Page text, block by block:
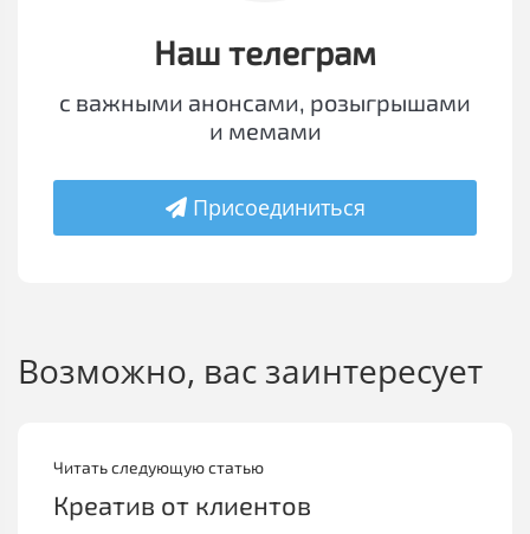
Наш телеграм
с важными анонсами, розыгрышами
и мемами
Присоединиться
Возможно, вас заинтересует
Читать следующую статью
Креатив от клиентов